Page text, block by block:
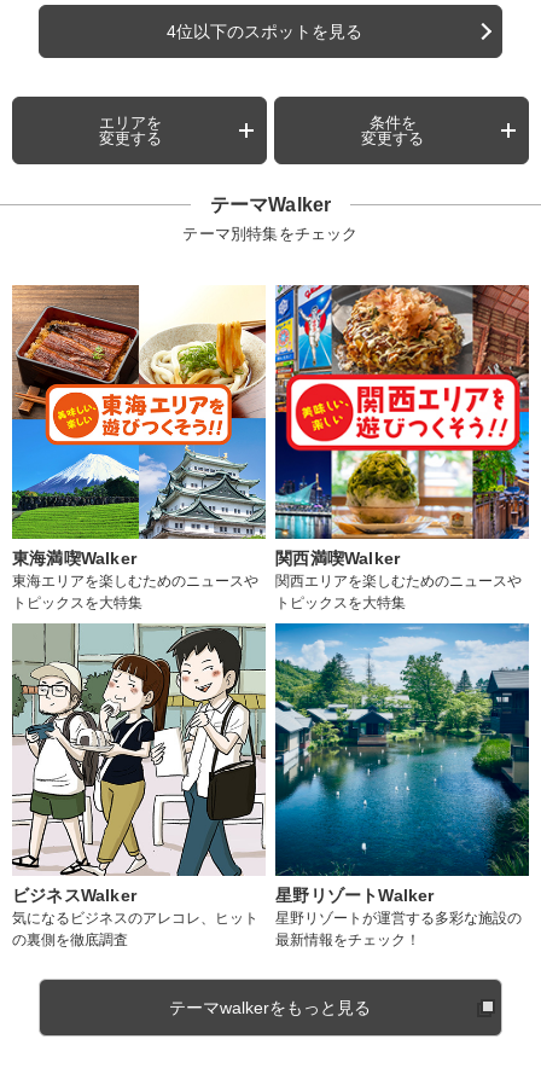
4位以下のスポットを見る
エリアを
変更する
条件を
変更する
テーマWalker
テーマ別特集をチェック
東海満喫Walker
東海エリアを楽しむためのニュースや
トピックスを大特集
関西満喫Walker
関西エリアを楽しむためのニュースや
トピックスを大特集
ビジネスWalker
気になるビジネスのアレコレ、ヒット
の裏側を徹底調査
星野リゾートWalker
星野リゾートが運営する多彩な施設の
最新情報をチェック！
テーマwalkerをもっと見る